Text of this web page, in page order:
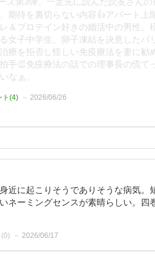
期待を裏切らない内容👍アパート上
＆プロテイン好きの婚活中の男性。
女子中学生。卵子凍結を決意したバ
療を拒否し怪しい免疫療法を妻に
手👏免疫療法の話での理事長の慌て
なぁ。
ト(4) 2026/06/26
近に起こりそうでありそうな病気。
ネーミングセンスが素晴らしい。四
(0) 2026/06/17